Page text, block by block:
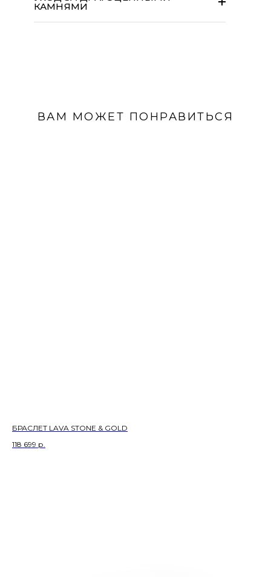
облагаться таможенными пошлинами,
КАМНЯМИ
ВАМ МОЖЕТ ПОНРАВИТЬСЯ
БРАСЛЕТ LAVA STONE & GOLD
118 699 р.